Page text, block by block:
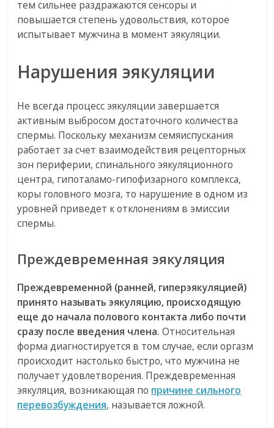
тем сильнее раздражаются сенсоры и
повышается степень удовольствия, которое
испытывает мужчина в момент эякуляции.
Нарушения эякуляции
Не всегда процесс эякуляции завершается
активным выбросом достаточного количества
спермы. Поскольку механизм семяиспускания
работает за счет взаимодействия рецепторных
зон периферии, спинального эякуляционного
центра, гипоталамо-гипофизарного комплекса,
коры головного мозга, то нарушение в одном из
уровней приведет к отклонениям в эмиссии
спермы.
Преждевременная эякуляция
Преждевременной (ранней, гиперэякуляцией)
принято называть эякуляцию, происходящую
еще до начала полового контакта либо почти
сразу после введения члена. Относительная
форма диагностируется в том случае, если оргазм
происходит настолько быстро, что мужчина не
получает удовлетворения. Преждевременная
эякуляция, возникающая по причине сильного
перевозбуждения, называется ложной.